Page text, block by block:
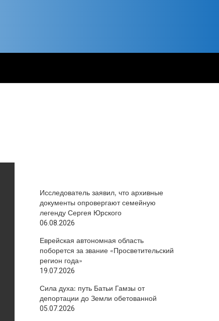
Исследователь заявил, что архивные
документы опровергают семейную
легенду Сергея Юрского
06.08.2026
Еврейская автономная область
поборется за звание «Просветительский
регион года»
19.07.2026
Сила духа: путь Батьи Гамзы от
депортации до Земли обетованной
05.07.2026